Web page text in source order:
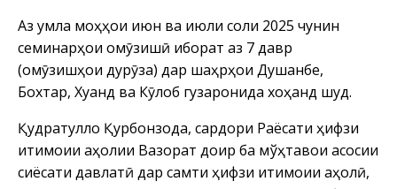
Аз ҷумла моҳҳои июн ва июли соли 2025 чунин
семинарҳои омӯзишӣ иборат аз 7 давр
(омӯзишҳои дурӯза) дар шаҳрҳои Душанбе,
Бохтар, Хуҷанд ва Кӯлоб гузаронида хоҳанд шуд.
Қудратулло Қурбонзода, сардори Раёсати ҳифзи
иҷтимоии аҳолии Вазорат доир ба мўҳтавои асосии
сиёсати давлатӣ дар самти ҳифзи иҷтимоии аҳолӣ,